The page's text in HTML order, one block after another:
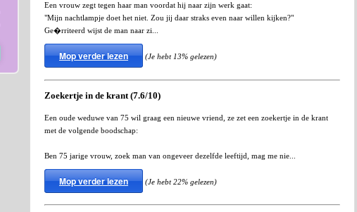
Een vrouw zegt tegen haar man voordat hij naar zijn werk gaat:
"Mijn nachtlampje doet het niet. Zou jij daar straks even naar willen kijken?"
Ge�rriteerd wijst de man naar zi...
Mop verder lezen (Je hebt 13% gelezen)
Zoekertje in de krant (7.6/10)
Een oude weduwe van 75 wil graag een nieuwe vriend, ze zet een zoekertje in de krant
met de volgende boodschap:
Ben 75 jarige vrouw, zoek man van ongeveer dezelfde leeftijd, mag me nie...
Mop verder lezen (Je hebt 22% gelezen)